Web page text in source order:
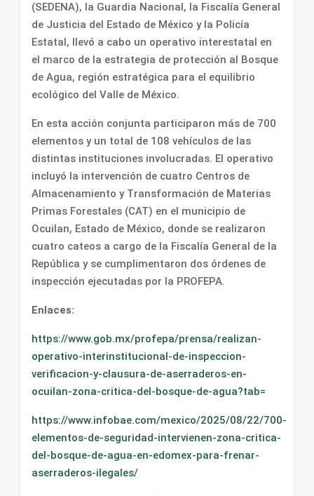
(SEDENA), la Guardia Nacional, la Fiscalía General
de Justicia del Estado de México y la Policía
Estatal, llevó a cabo un operativo interestatal en
el marco de la estrategia de protección al Bosque
de Agua, región estratégica para el equilibrio
ecológico del Valle de México.
En esta acción conjunta participaron más de 700
elementos y un total de 108 vehículos de las
distintas instituciones involucradas. El operativo
incluyó la intervención de cuatro Centros de
Almacenamiento y Transformación de Materias
Primas Forestales (CAT) en el municipio de
Ocuilan, Estado de México, donde se realizaron
cuatro cateos a cargo de la Fiscalía General de la
República y se cumplimentaron dos órdenes de
inspección ejecutadas por la PROFEPA.
Enlaces:
https://www.gob.mx/profepa/prensa/realizan-
operativo-interinstitucional-de-inspeccion-
verificacion-y-clausura-de-aserraderos-en-
ocuilan-zona-critica-del-bosque-de-agua?tab=
https://www.infobae.com/mexico/2025/08/22/700-
elementos-de-seguridad-intervienen-zona-critica-
del-bosque-de-agua-en-edomex-para-frenar-
aserraderos-ilegales/